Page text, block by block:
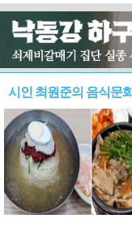
시인 최원준의 음식문